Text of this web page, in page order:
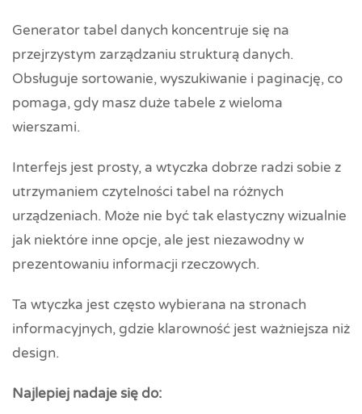
Generator tabel danych koncentruje się na
przejrzystym zarządzaniu strukturą danych.
Obsługuje sortowanie, wyszukiwanie i paginację, co
pomaga, gdy masz duże tabele z wieloma
wierszami.
Interfejs jest prosty, a wtyczka dobrze radzi sobie z
utrzymaniem czytelności tabel na różnych
urządzeniach. Może nie być tak elastyczny wizualnie
jak niektóre inne opcje, ale jest niezawodny w
prezentowaniu informacji rzeczowych.
Ta wtyczka jest często wybierana na stronach
informacyjnych, gdzie klarowność jest ważniejsza niż
design.
Najlepiej nadaje się do: